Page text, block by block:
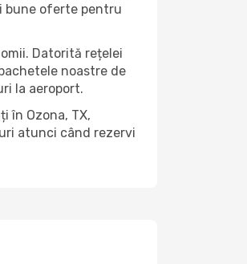
bune oferte pentru
Datorită rețelei
noastre de
la aeroport.
în Ozona, TX,
atunci când rezervi